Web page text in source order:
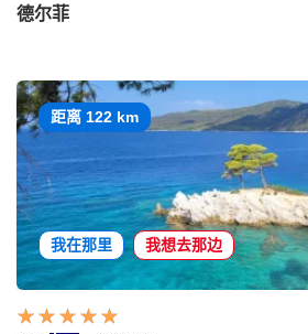
德尔菲
距离 122 km
我在那里 我想去那边